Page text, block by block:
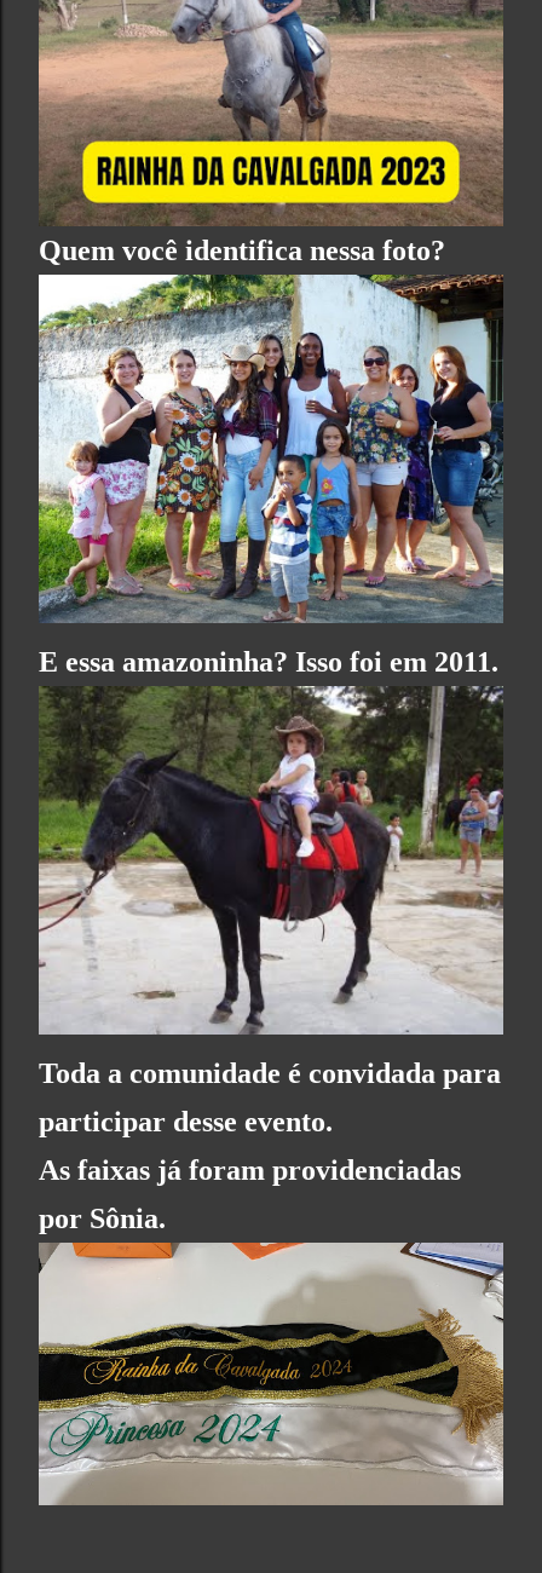
Quem você identifica nessa foto?
E essa amazoninha? Isso foi em 2011.
Toda a comunidade é convidada para
participar desse evento.
As faixas já foram providenciadas
por Sônia.